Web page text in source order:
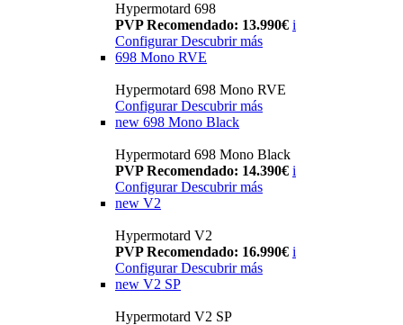
Hypermotard 698
PVP Recomendado: 13.990€ i
ConfigurarDescubrir más
698 Mono RVE
Hypermotard 698 Mono RVE
Configurar Descubrir más
new 698 Mono Black
Hypermotard 698 Mono Black
PVP Recomendado: 14.390€ i
Configurar Descubrir más
new V2
Hypermotard V2
PVP Recomendado: 16.990€ i
Configurar Descubrir más
new V2 SP
Hypermotard V2 SP